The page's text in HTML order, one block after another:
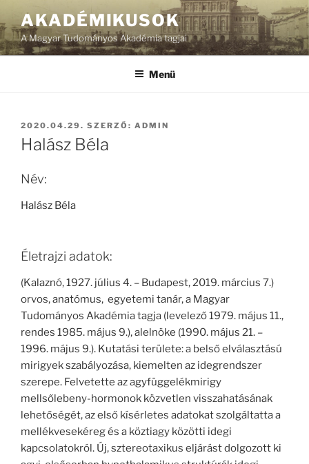
AKADÉMIKUSOK
A Magyar Tudományos Akadémia tagjai
Menü
BEKÜLDVE:
2020.04.29. SZERZŐ: ADMIN
Halász Béla
Név:
Halász Béla
Életrajzi adatok:
(Kalaznó, 1927. július 4. – Budapest, 2019. március 7.)
orvos, anatómus, egyetemi tanár, a Magyar
Tudományos Akadémia tagja (levelező 1979. május 11.,
rendes 1985. május 9.), alelnöke (1990. május 21. –
1996. május 9.). Kutatási területe: a belső elválasztású
mirigyek szabályozása, kiemelten az idegrendszer
szerepe. Felvetette az agyfüggelékmirigy
mellsőlebeny-hormonok közvetlen visszahatásának
lehetőségét, az első kísérletes adatokat szolgáltatta a
mellékvesekéreg és a köztiagy közötti idegi
kapcsolatokról. Új, sztereotaxikus eljárást dolgozott ki